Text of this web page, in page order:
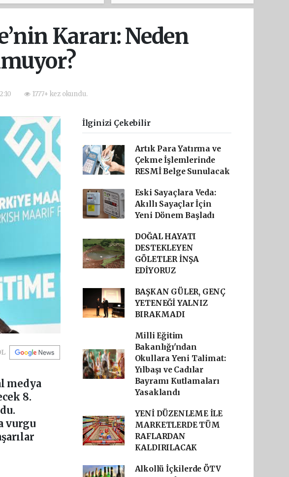
Yatırıldı
Kararı: Neden
1777+ kez okundu.
medya
8.
vurgu
İlginizi Çekebilir
Artık Para Yatırma ve
Çekme İşlemlerinde
RESMİ Belge Sunulacak
Eski Sayaçlara Veda:
Akıllı Sayaçlar İçin
Yeni Dönem Başladı
DOĞAL HAYATI
DESTEKLEYEN
GÖLETLER İNŞA
EDİYORUZ
BAŞKAN GÜLER, GENÇ
YETENEĞİ YALNIZ
BIRAKMADI
Milli Eğitim
Bakanlığı'ndan
Okullara Yeni Talimat:
Yılbaşı ve Cadılar
Bayramı Kutlamaları
Yasaklandı
YENİ DÜZENLEME İLE
MARKETLERDE TÜM
RAFLARDAN
KALDIRILACAK
Alkollü İçkilerde ÖTV